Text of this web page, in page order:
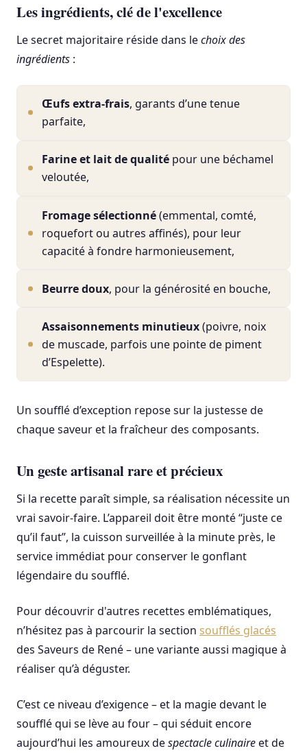
Les ingrédients, clé de l'excellence
Le secret majoritaire réside dans lechoix des
ingrédients :
Œufs extra-frais, garants d’une tenue
parfaite,
Farine et lait de qualité pour une béchamel
veloutée,
Fromage sélectionné(emmental, comté,
roquefort ou autres affinés), pour leur
capacité à fondre harmonieusement,
Beurre doux, pour la générosité en bouche,
Assaisonnements minutieux(poivre, noix
de muscade, parfois une pointe de piment
d’Espelette).
Un soufflé d’exception repose sur la justesse de
chaque saveur et la fraîcheur des composants.
Un geste artisanal rare et précieux
Si la recette paraît simple, sa réalisation nécessite un
vrai savoir-faire. L’appareil doit être monté “juste ce
qu’il faut”, la cuisson surveillée à la minute près, le
service immédiat pour conserver le gonflant
légendaire du soufflé.
Pour découvrir d'autres recettes emblématiques,
n’hésitez pas à parcourir la section soufflés glacés
des Saveurs de René – une variante aussi magique à
réaliser qu’à déguster.
C’est ce niveau d’exigence – et la magie devant le
soufflé qui se lève au four – qui séduit encore
aujourd’hui les amoureux despectacle culinaireet de